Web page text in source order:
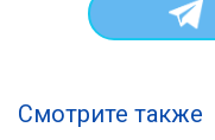
Смотрите также